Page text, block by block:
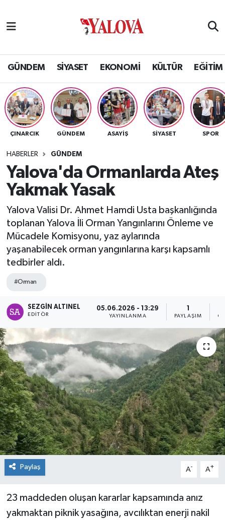
GÜNDEM SİYASET EKONOMİ KÜLTÜR EĞİTİM
ÇINARCIK GÜNDEM ASAYİŞ SİYASET SPOR
HABERLER GÜNDEM
Yalova'da Ormanlarda Ateş
Yakmak Yasak
Yalova Valisi Dr. Ahmet Hamdi Usta başkanlığında
toplanan Yalova İli Orman Yangınlarını Önleme ve
Mücadele Komisyonu, yaz aylarında
yaşanabilecek orman yangınlarına karşı kapsamlı
tedbirler aldı.
#Orman
SEZGIN ALTINEL
EDITÖR
05.06.2026 - 13:29
YAYINLANMA
1
PAYLAŞIM
Paylaş A- A+
23 maddeden oluşan kararlar kapsamında anız
yakmaktan piknik yasağına, avcılıktan enerji nakil
SİYASET
EKONOMİ
KÜLTÜR
BİLİM VE TEKNOLOJİ
ASAYİŞ
SAĞLIK
SPOR
Yalova Nöbetçi Eczaneler
Yalova Hava Durumu
Yalova Namaz Vakitleri
Yalova Trafik Yoğunluk Haritası
Tüm Manşetler
Son Dakika Haberleri
Haber Arşivi